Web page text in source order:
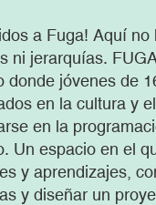
a Fuga! Aquí
ni jerarquías.
donde jóvenes de
en la cultura y
en la
Un espacio en el
y aprendizajes,
y diseñar un